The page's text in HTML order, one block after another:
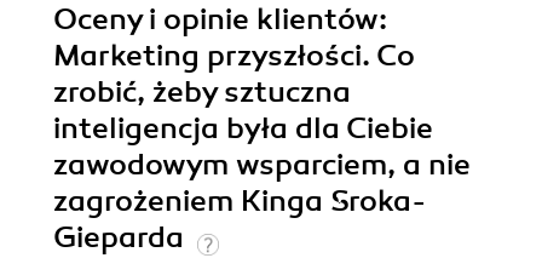
Oceny i opinie klientów:
Marketing przyszłości. Co
zrobić, żeby sztuczna
inteligencja była dla Ciebie
zawodowym wsparciem, a nie
zagrożeniem Kinga Sroka-
Gieparda